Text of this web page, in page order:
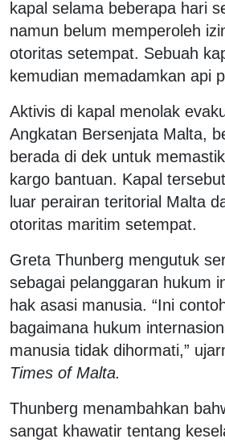
kapal selama beberapa hari
namun belum memperoleh
otoritas setempat. Sebuah
kemudian memadamkan api
Aktivis di kapal menolak
Angkatan Bersenjata Malta,
berada di dek untuk
kargo bantuan. Kapal
luar perairan teritorial Malta
otoritas maritim setempat.
Greta Thunberg mengutuk
sebagai pelanggaran hukum
hak asasi manusia. “Ini
bagaimana hukum
manusia tidak dihormati,”
Times of Malta.
Thunberg menambahkan
sangat khawatir tentang